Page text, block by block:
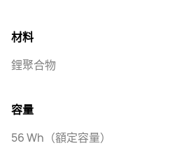
材料
鋰聚合物
容量
56 Wh（額定容量）